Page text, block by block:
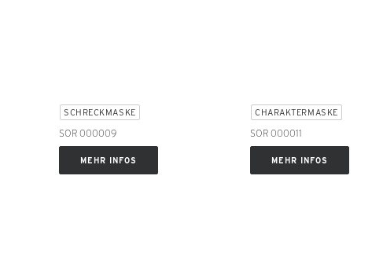
SCHRECKMASKE
SOR 000009
MEHR INFOS
CHARAKTERMASKE
SOR 000011
MEHR INFOS